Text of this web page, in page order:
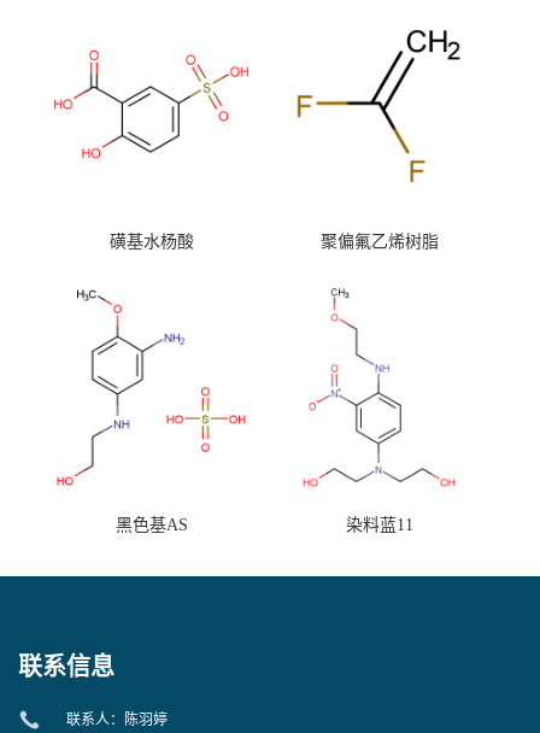
磺基水杨酸 聚偏氟乙烯树脂
黑色基AS 染料蓝11
联系信息
联系人：陈羽婷